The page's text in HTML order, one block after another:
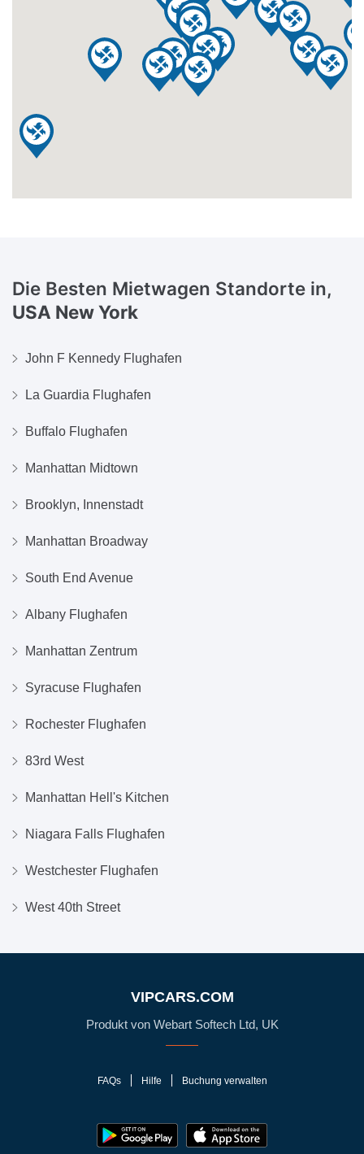
Die Besten Mietwagen Standorte in,
USA New York
John F Kennedy Flughafen
La Guardia Flughafen
Buffalo Flughafen
Manhattan Midtown
Brooklyn, Innenstadt
Manhattan Broadway
South End Avenue
Albany Flughafen
Manhattan Zentrum
Syracuse Flughafen
Rochester Flughafen
83rd West
Manhattan Hell's Kitchen
Niagara Falls Flughafen
Westchester Flughafen
West 40th Street
VIPCARS.COM
Produkt von Webart Softech Ltd, UK
FAQs Hilfe Buchung verwalten